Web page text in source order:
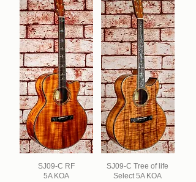
SJ09-C RF
5A KOA
SJ09-C Tree of life
Select 5A KOA